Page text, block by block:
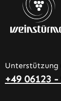
Unterstützung
+49 06123 -